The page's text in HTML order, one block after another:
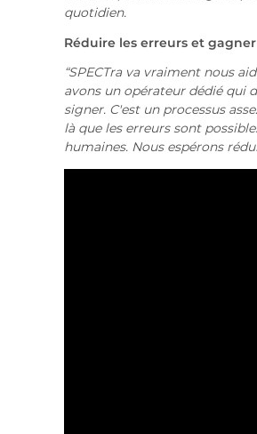
quotidien.
Réduire les erreurs et
“SPECTra va vraiment nous
avons un opérateur dédié qui
signer. C'est un processus
là que les erreurs sont
humaines. Nous espérons